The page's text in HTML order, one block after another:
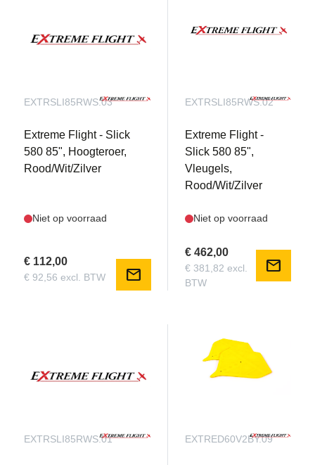
EXTRSLI85RWS.03
Extreme Flight - Slick
580 85", Hoogteroer,
Rood/Wit/Zilver
Niet op voorraad
€ 112,00
€ 92,56 excl. BTW mail
EXTRSLI85RWS.02
Extreme Flight -
Slick 580 85",
Vleugels,
Rood/Wit/Zilver
Niet op voorraad
€ 462,00
€ 381,82 excl.
BTW
mail
EXTRSLI85RWS.01 EXTRED60V2BY.09